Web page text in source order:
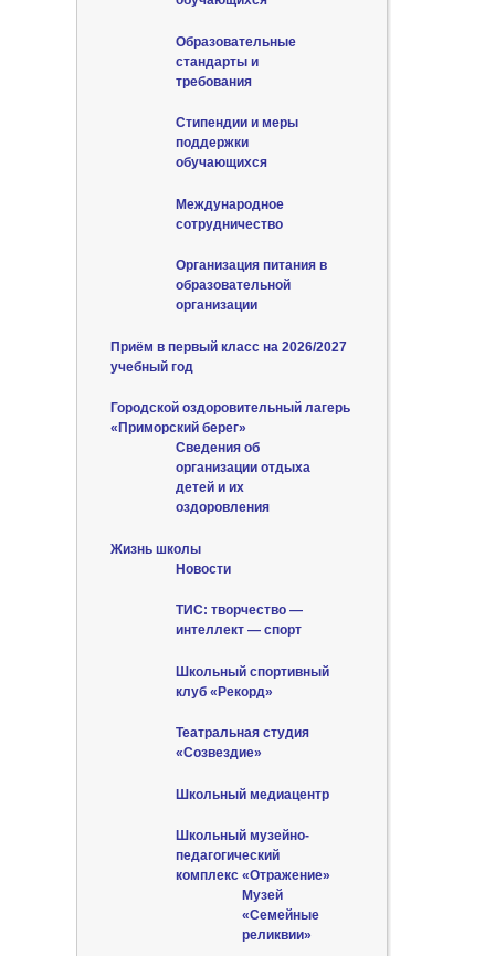
Образовательные
стандарты и
требования
Стипендии и меры
поддержки
обучающихся
Международное
сотрудничество
Организация питания в
образовательной
организации
Приём в первый класс на 2026/2027
учебный год
Городской оздоровительный лагерь
«Приморский берег»
Сведения об
организации отдыха
детей и их
оздоровления
Жизнь школы
Новости
ТИС: творчество —
интеллект — спорт
Школьный спортивный
клуб «Рекорд»
Театральная студия
«Созвездие»
Школьный медиацентр
Школьный музейно-
педагогический
комплекс «Отражение»
Музей
«Семейные
реликвии»